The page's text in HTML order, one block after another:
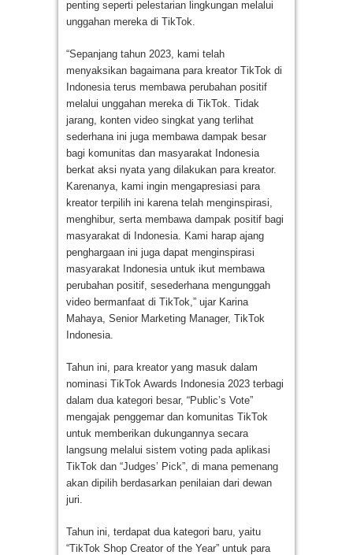
penting seperti pelestarian lingkungan melalui
unggahan mereka di TikTok.
“Sepanjang tahun 2023, kami telah
menyaksikan bagaimana para kreator TikTok di
Indonesia terus membawa perubahan positif
melalui unggahan mereka di TikTok. Tidak
jarang, konten video singkat yang terlihat
sederhana ini juga membawa dampak besar
bagi komunitas dan masyarakat Indonesia
berkat aksi nyata yang dilakukan para kreator.
Karenanya, kami ingin mengapresiasi para
kreator terpilih ini karena telah menginspirasi,
menghibur, serta membawa dampak positif bagi
masyarakat di Indonesia. Kami harap ajang
penghargaan ini juga dapat menginspirasi
masyarakat Indonesia untuk ikut membawa
perubahan positif, sesederhana mengunggah
video bermanfaat di TikTok,” ujar Karina
Mahaya, Senior Marketing Manager, TikTok
Indonesia.
Tahun ini, para kreator yang masuk dalam
nominasi TikTok Awards Indonesia 2023 terbagi
dalam dua kategori besar, “Public’s Vote”
mengajak penggemar dan komunitas TikTok
untuk memberikan dukungannya secara
langsung melalui sistem voting pada aplikasi
TikTok dan “Judges’ Pick”, di mana pemenang
akan dipilih berdasarkan penilaian dari dewan
juri.
Tahun ini, terdapat dua kategori baru, yaitu
“TikTok Shop Creator of the Year” untuk para